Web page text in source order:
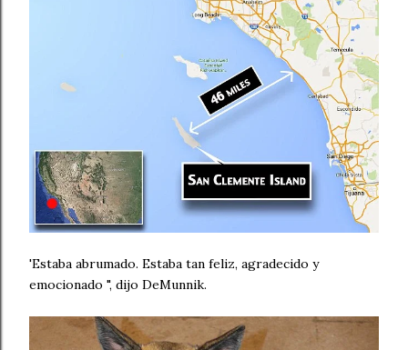
'Estaba abrumado. Estaba tan feliz, agradecido y
emocionado ", dijo DeMunnik.